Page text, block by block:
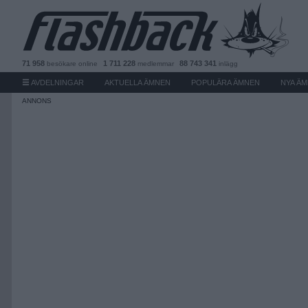
71 958 besökare online 1 711 228 medlemmar 88 743 341 inlägg
AVDELNINGAR AKTUELLA ÄMNEN POPULÄRA ÄMNEN NYA